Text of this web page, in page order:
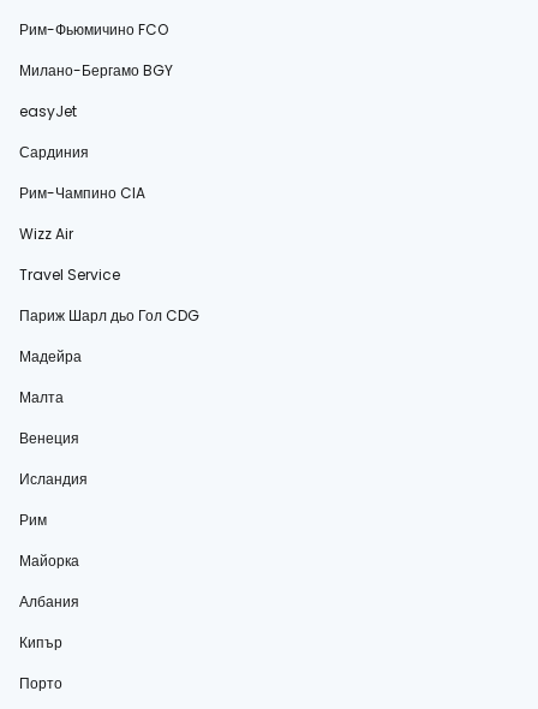
Рим-Фьюмичино FCO
Милано-Бергамо BGY
easyJet
Сардиния
Рим-Чампино CIA
Wizz Air
Travel Service
Париж Шарл дьо Гол CDG
Мадейра
Малта
Венеция
Исландия
Рим
Майорка
Албания
Кипър
Порто